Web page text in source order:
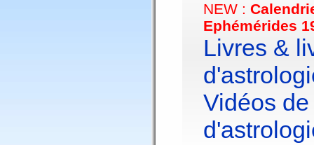
NEW :
Ephémérides
Livres &
Vidéos